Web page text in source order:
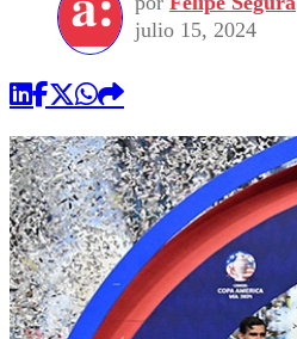
julio 15, 2024